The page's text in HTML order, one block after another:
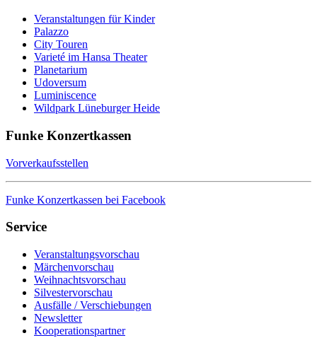
Veranstaltungen für Kinder
Palazzo
City Touren
Varieté im Hansa Theater
Planetarium
Udoversum
Luminiscence
Wildpark Lüneburger Heide
Funke Konzertkassen
Vorverkaufsstellen
Funke Konzertkassen bei Facebook
Service
Veranstaltungsvorschau
Märchenvorschau
Weihnachtsvorschau
Silvestervorschau
Ausfälle / Verschiebungen
Newsletter
Kooperationspartner